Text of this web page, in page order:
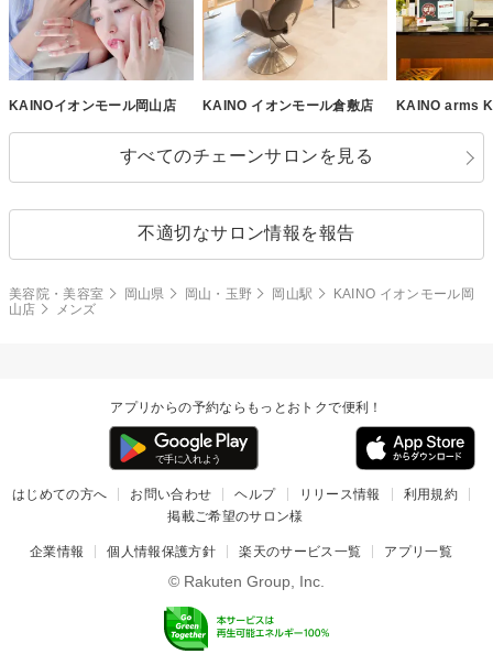
KAINOイオンモール岡山店 KAINO イオンモール倉敷店 KAINO arms
すべてのチェーンサロンを見る
不適切なサロン情報を報告
美容院・美容室 岡山県 岡山・玉野 岡山駅
KAINO イオンモール岡
山店
メンズ
アプリからの予約ならもっとおトクで便利！
はじめての方へ お問い合わせ ヘルプ リリース情報
利用規約
掲載ご希望のサロン様
企業情報 個人情報保護方針 楽天のサービス一覧 アプリ一覧
© Rakuten Group, Inc.